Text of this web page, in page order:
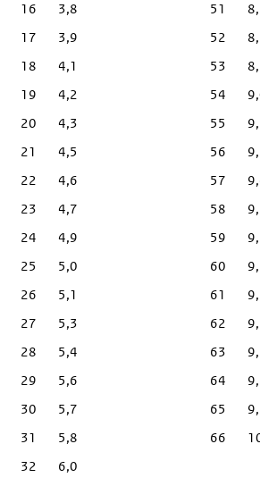
16
3,8
17
3,9
18
4,1
19
4,2
20
4,3
21
4,5
22
4,6
23
4,7
24
4,9
25
5,0
26
5,1
27
5,3
28
5,4
29
5,6
30
5,7
31
5,8
32
6,0
51
52
53
54
55
56
57
58
59
60
61
62
63
64
65
66